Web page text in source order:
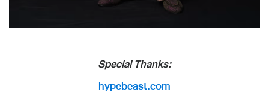
Special Thanks:
hypebeast.com